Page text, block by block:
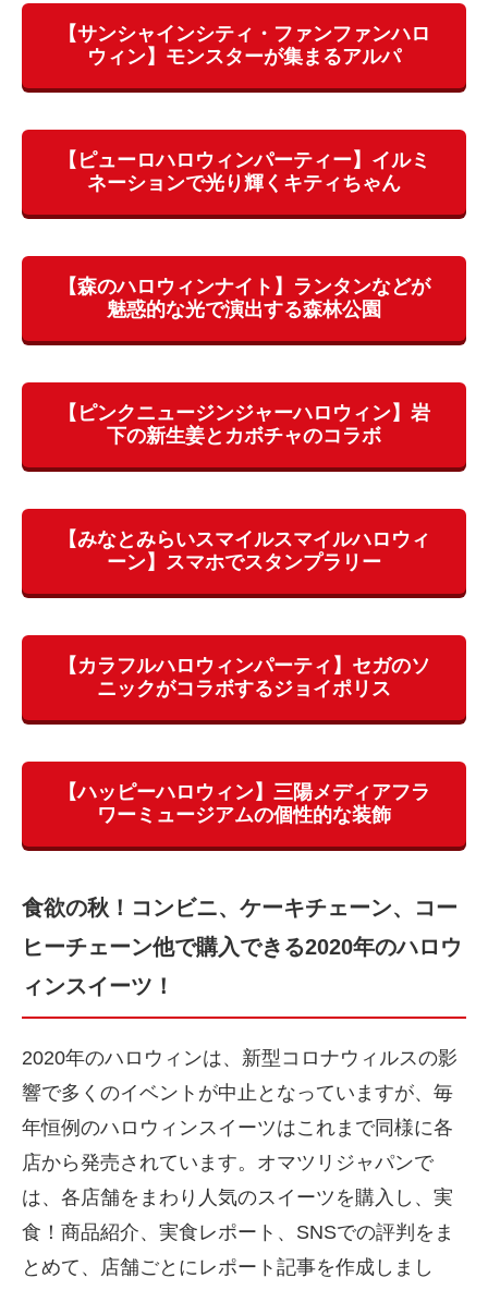
【サンシャインシティ・ファンファンハロ
ウィン】モンスターが集まるアルパ
【ピューロハロウィンパーティー】イルミ
ネーションで光り輝くキティちゃん
【森のハロウィンナイト】ランタンなどが
魅惑的な光で演出する森林公園
【ピンクニュージンジャーハロウィン】岩
下の新生姜とカボチャのコラボ
【みなとみらいスマイルスマイルハロウィ
ーン】スマホでスタンプラリー
【カラフルハロウィンパーティ】セガのソ
ニックがコラボするジョイポリス
【ハッピーハロウィン】三陽メディアフラ
ワーミュージアムの個性的な装飾
食欲の秋！コンビニ、ケーキチェーン、コー
ヒーチェーン他で購入できる2020年のハロウ
ィンスイーツ！
2020年のハロウィンは、新型コロナウィルスの影
響で多くのイベントが中止となっていますが、毎
年恒例のハロウィンスイーツはこれまで同様に各
店から発売されています。オマツリジャパンで
は、各店舗をまわり人気のスイーツを購入し、実
食！商品紹介、実食レポート、SNSでの評判をま
とめて、店舗ごとにレポート記事を作成しまし